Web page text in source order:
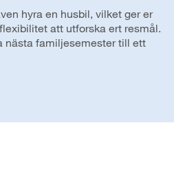
hyra en husbil, vilket ger er
att utforska ert resmål.
nästa familjesemester till ett